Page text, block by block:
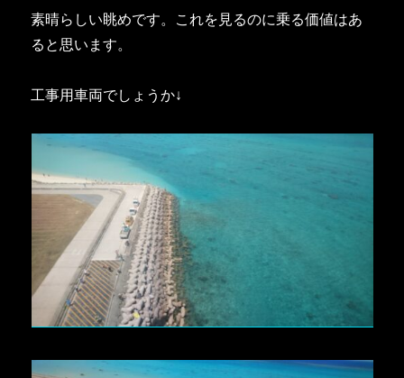
素晴らしい眺めです。これを見るのに乗る価値はあ
ると思います。
工事用車両でしょうか↓